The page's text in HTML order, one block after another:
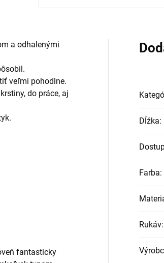
a odhalenými
veľmi pohodlne.
do práce, aj
fantasticky
Dĺžka:
Farba:
Rukáv: